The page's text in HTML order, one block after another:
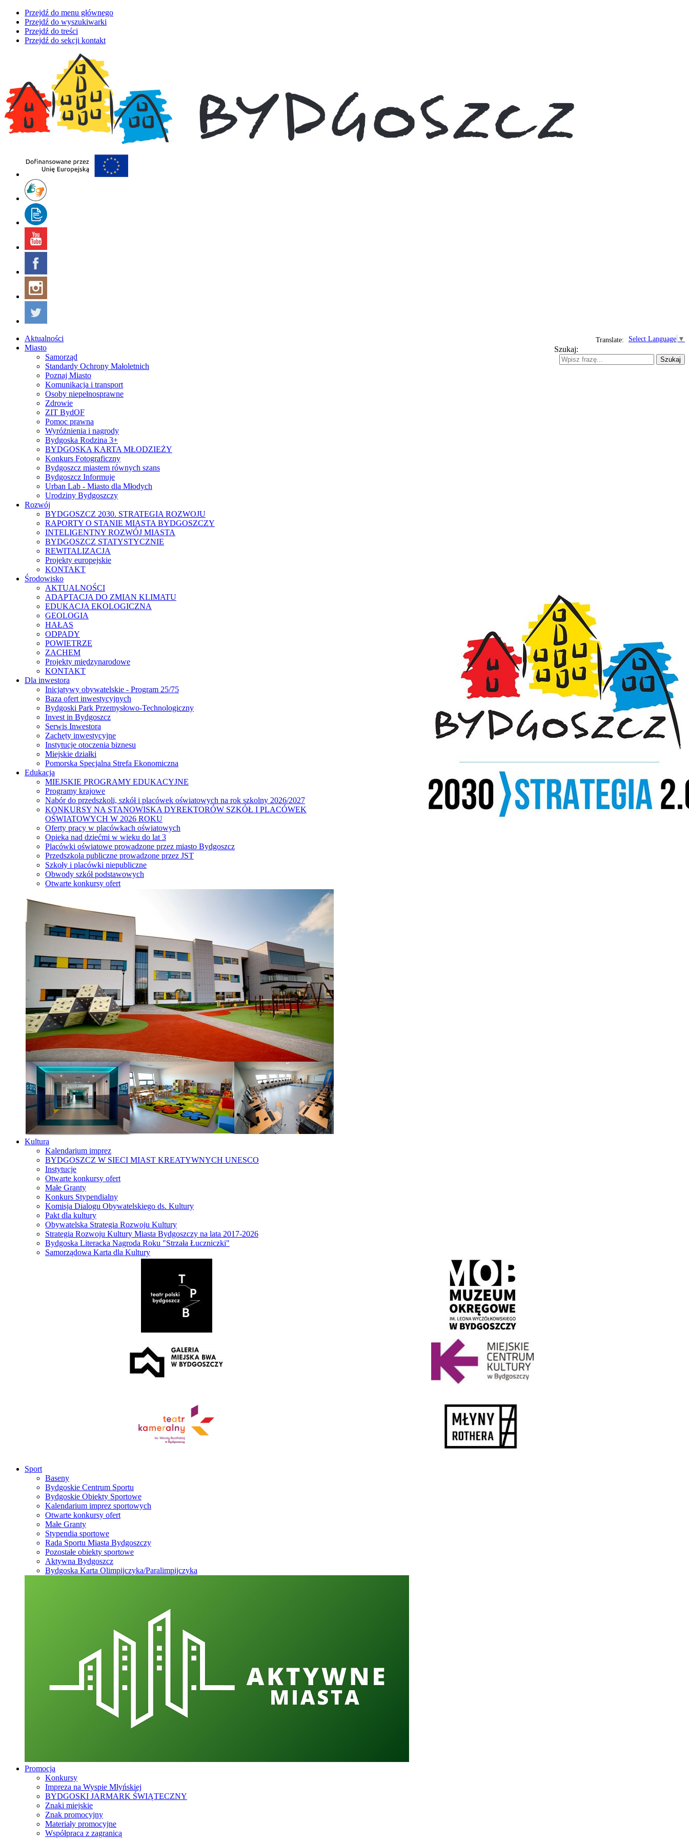
Przejdź do menu głównego
Przejdź do wyszukiwarki
Przejdź do treści
Przejdź do sekcji kontakt
Select Language ▼
Translate:
Szukaj:
Szukaj
Aktualności
Miasto
Samorząd
Standardy Ochrony Małoletnich
Poznaj Miasto
Komunikacja i transport
Osoby niepełnosprawne
Zdrowie
ZIT BydOF
Pomoc prawna
Wyróżnienia i nagrody
Bydgoska Rodzina 3+
BYDGOSKA KARTA MŁODZIEŻY
Konkurs Fotograficzny
Bydgoszcz miastem równych szans
Bydgoszcz Informuje
Urban Lab - Miasto dla Młodych
Urodziny Bydgoszczy
Rozwój
BYDGOSZCZ 2030. STRATEGIA ROZWOJU
RAPORTY O STANIE MIASTA BYDGOSZCZY
INTELIGENTNY ROZWÓJ MIASTA
BYDGOSZCZ STATYSTYCZNIE
REWITALIZACJA
Projekty europejskie
KONTAKT
Środowisko
AKTUALNOŚCI
ADAPTACJA DO ZMIAN KLIMATU
EDUKACJA EKOLOGICZNA
GEOLOGIA
HAŁAS
ODPADY
POWIETRZE
ZACHEM
Projekty międzynarodowe
KONTAKT
Dla inwestora
Inicjatywy obywatelskie - Program 25/75
Baza ofert inwestycyjnych
Bydgoski Park Przemysłowo-Technologiczny
Invest in Bydgoszcz
Serwis Inwestora
Zachęty inwestycyjne
Instytucje otoczenia biznesu
Miejskie działki
Pomorska Specjalna Strefa Ekonomiczna
Edukacja
MIEJSKIE PROGRAMY EDUKACYJNE
Programy krajowe
Nabór do przedszkoli, szkół i placówek oświatowych na rok szkolny 2026/2027
KONKURSY NA STANOWISKA DYREKTORÓW SZKÓŁ I PLACÓWEK
OŚWIATOWYCH W 2026 ROKU
Oferty pracy w placówkach oświatowych
Opieka nad dziećmi w wieku do lat 3
Placówki oświatowe prowadzone przez miasto Bydgoszcz
Przedszkola publiczne prowadzone przez JST
Szkoły i placówki niepubliczne
Obwody szkół podstawowych
Otwarte konkursy ofert
Kultura
Kalendarium imprez
BYDGOSZCZ W SIECI MIAST KREATYWNYCH UNESCO
Instytucje
Otwarte konkursy ofert
Małe Granty
Konkurs Stypendialny
Komisja Dialogu Obywatelskiego ds. Kultury
Pakt dla kultury
Obywatelska Strategia Rozwoju Kultury
Strategia Rozwoju Kultury Miasta Bydgoszczy na lata 2017-2026
Bydgoska Literacka Nagroda Roku "Strzała Łuczniczki"
Samorządowa Karta dla Kultury
Sport
Baseny
Bydgoskie Centrum Sportu
Bydgoskie Obiekty Sportowe
Kalendarium imprez sportowych
Otwarte konkursy ofert
Małe Granty
Stypendia sportowe
Rada Sportu Miasta Bydgoszczy
Pozostałe obiekty sportowe
Aktywna Bydgoszcz
Bydgoska Karta Olimpijczyka/Paralimpijczyka
Promocja
Konkursy
Impreza na Wyspie Młyńskiej
BYDGOSKI JARMARK ŚWIĄTECZNY
Znaki miejskie
Znak promocyjny
Materiały promocyjne
Współpraca z zagranicą